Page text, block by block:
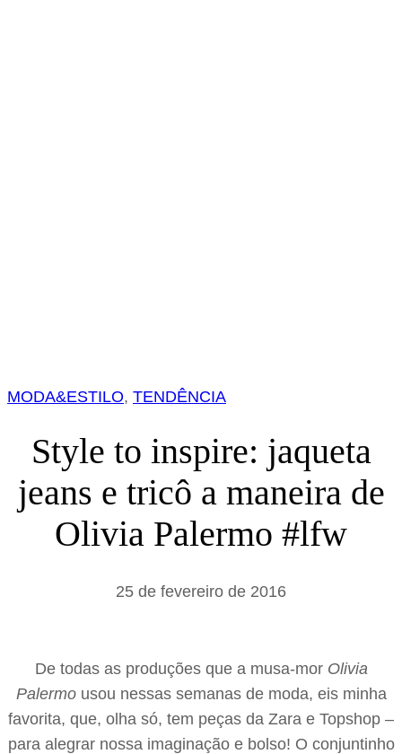
MODA&ESTILO, TENDÊNCIA
Style to inspire: jaqueta
jeans e tricô a maneira de
Olivia Palermo #lfw
25 de fevereiro de 2016
De todas as produções que a musa-mor Olivia
Palermousou nessas semanas de moda, eis minha
favorita, que, olha só, tem peças da Zara e Topshop –
para alegrar nossa imaginação e bolso! O conjuntinho